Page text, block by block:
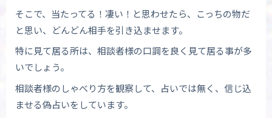
そこで、当たってる！凄い！と思わせたら、こっちの物だ
と思い、どんどん相手を引き込ませます。
特に見て居る所は、相談者様の口調を良く見て居る事が多
いでしょう。
相談者様のしゃべり方を観察して、占いでは無く、信じ込
ませる偽占いをしています。